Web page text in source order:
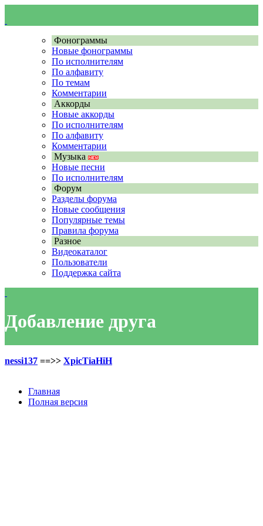
Фонограммы
Новые фонограммы
По исполнителям
По алфавиту
По темам
Комментарии
Аккорды
Новые аккорды
По исполнителям
По алфавиту
Комментарии
Музыка
Новые песни
По исполнителям
Форум
Разделы форума
Новые сообщения
Популярные темы
Правила форума
Разное
Видеокаталог
Пользователи
Поддержка сайта
Добавление друга
nessi137 ==>> XpicTiaHiH
Главная
Полная версия